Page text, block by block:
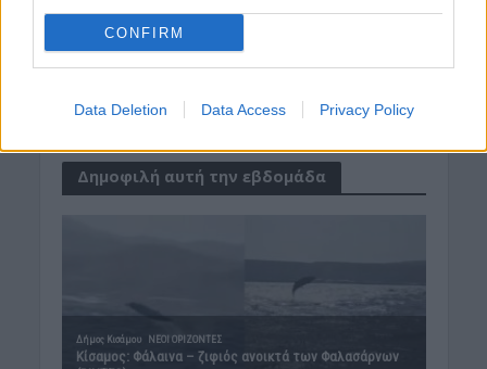
CONFIRM
Data Deletion Data Access Privacy Policy
5 Αυγούστου 2026 12:33
Πατεριανά Λουσακιών
Δημοφιλή αυτή την εβδομάδα